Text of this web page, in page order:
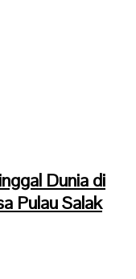
Dunia di
Pulau Salak